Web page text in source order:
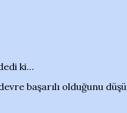
ki…
başarılı olduğunu